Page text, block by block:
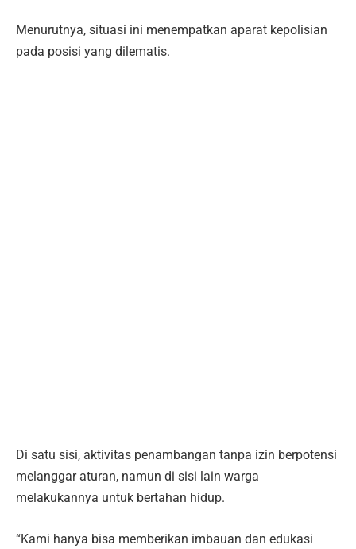
Menurutnya, situasi ini menempatkan aparat kepolisian
pada posisi yang dilematis.
Di satu sisi, aktivitas penambangan tanpa izin berpotensi
melanggar aturan, namun di sisi lain warga
melakukannya untuk bertahan hidup.
“Kami hanya bisa memberikan imbauan dan edukasi